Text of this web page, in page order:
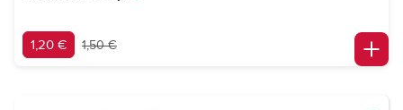
1,20 € 1,50 €